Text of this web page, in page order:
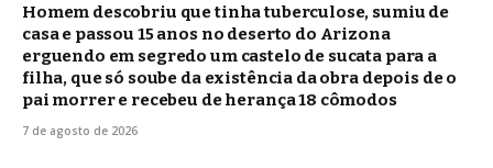
Homem descobriu que tinha tuberculose, sumiu de
casa e passou 15 anos no deserto do Arizona
erguendo em segredo um castelo de sucata para a
filha, que só soube da existência da obra depois de o
pai morrer e recebeu de herança 18 cômodos
7 de agosto de 2026